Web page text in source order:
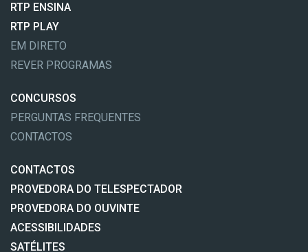
RTP ENSINA
RTP PLAY
EM DIRETO
REVER PROGRAMAS
CONCURSOS
PERGUNTAS FREQUENTES
CONTACTOS
CONTACTOS
PROVEDORA DO TELESPECTADOR
PROVEDORA DO OUVINTE
ACESSIBILIDADES
SATÉLITES